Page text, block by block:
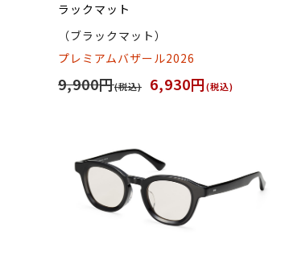
ラックマット
（ブラックマット）
プレミアムバザール2026
9,900円(税込) 6,930円(税込)